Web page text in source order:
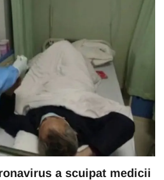
a scuipat medicii